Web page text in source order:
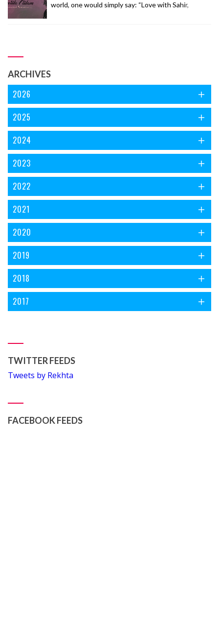
world, one would simply say: “Love with Sahir,
ARCHIVES
2026
2025
2024
2023
2022
2021
2020
2019
2018
2017
TWITTER FEEDS
Tweets by Rekhta
FACEBOOK FEEDS